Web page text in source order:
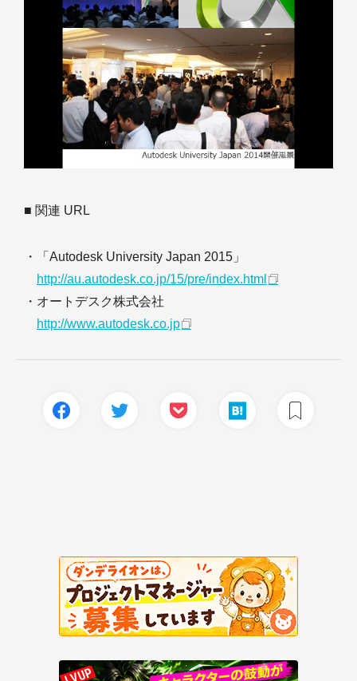
■ 関連 URL
・「Autodesk University Japan 2015」
http://au.autodesk.co.jp/15/pre/index.html
・オートデスク株式会社
http://www.autodesk.co.jp